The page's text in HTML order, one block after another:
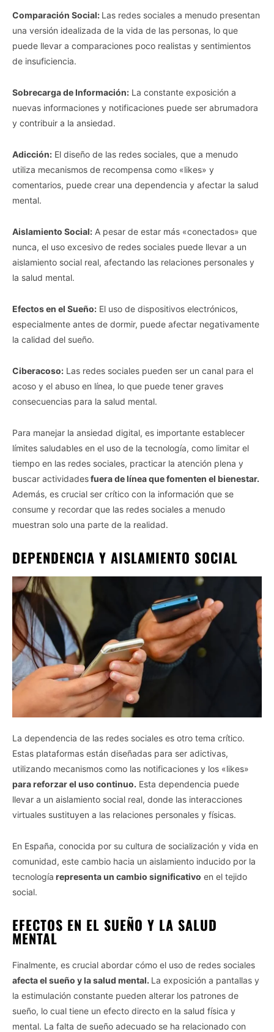
Comparación Social: Las redes sociales a menudo presentan
una versión idealizada de la vida de las personas, lo que
puede llevar a comparaciones poco realistas y sentimientos
de insuficiencia.
Sobrecarga de Información: La constante exposición a
nuevas informaciones y notificaciones puede ser abrumadora
y contribuir a la ansiedad.
Adicción: El diseño de las redes sociales, que a menudo
utiliza mecanismos de recompensa como «likes» y
comentarios, puede crear una dependencia y afectar la salud
mental.
Aislamiento Social: A pesar de estar más «conectados» que
nunca, el uso excesivo de redes sociales puede llevar a un
aislamiento social real, afectando las relaciones personales y
la salud mental.
Efectos en el Sueño: El uso de dispositivos electrónicos,
especialmente antes de dormir, puede afectar negativamente
la calidad del sueño.
Ciberacoso: Las redes sociales pueden ser un canal para el
acoso y el abuso en línea, lo que puede tener graves
consecuencias para la salud mental.
Para manejar la ansiedad digital, es importante establecer
límites saludables en el uso de la tecnología, como limitar el
tiempo en las redes sociales, practicar la atención plena y
buscar actividadesfuera de línea que fomenten el bienestar.
Además, es crucial ser crítico con la información que se
consume y recordar que las redes sociales a menudo
muestran solo una parte de la realidad.
DEPENDENCIA Y AISLAMIENTO SOCIAL
La dependencia de las redes sociales es otro tema crítico.
Estas plataformas están diseñadas para ser adictivas,
utilizando mecanismos como las notificaciones y los «likes»
para reforzar el uso continuo. Esta dependencia puede
llevar a un aislamiento social real, donde las interacciones
virtuales sustituyen a las relaciones personales y físicas.
En España, conocida por su cultura de socialización y vida en
comunidad, este cambio hacia un aislamiento inducido por la
tecnología representa un cambio significativo en el tejido
social.
EFECTOS EN EL SUEÑO Y LA SALUD
MENTAL
Finalmente, es crucial abordar cómo el uso de redes sociales
afecta el sueño y la salud mental. La exposición a pantallas y
la estimulación constante pueden alterar los patrones de
sueño, lo cual tiene un efecto directo en la salud física y
mental. La falta de sueño adecuado se ha relacionado con